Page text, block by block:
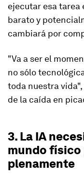
ejecutar esa tarea
barato y
cambiará por
"Va a ser el
no sólo
toda nuestra
de la caída en
3. La IA
mundo físico
plenamente